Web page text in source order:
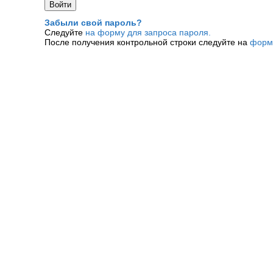
Забыли свой пароль?
Следуйте на форму для запроса пароля.
После получения контрольной строки следуйте на